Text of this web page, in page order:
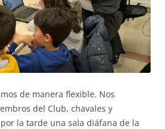
de manera flexible. Nos
del Club, chavales y
la tarde una sala diáfana de la